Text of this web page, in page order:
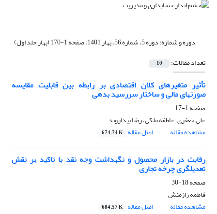
دوره و شماره:دوره 5، شماره 56، بهار 1401، صفحه 1-170 (بهار جلد اول)
تعداد مقالات:
10
تأثیر متغیرهای کلان اقتصادی بر رابطه بین قابلیت مقایسه
صورتهای مالی و ساختار سررسید بدهی
صفحه1-17
علی جعفری، عاطفه ملکی، رضا بیداروند
مشاهده مقاله
اصل مقاله 674.74 K
رقابت در بازار محصول و نگهداشت وجه نقد با تاکید بر نقش
تعدیلگری چرخه تجاری
صفحه18-30
فاطمه رازمنش
مشاهده مقاله
اصل مقاله 684.57 K